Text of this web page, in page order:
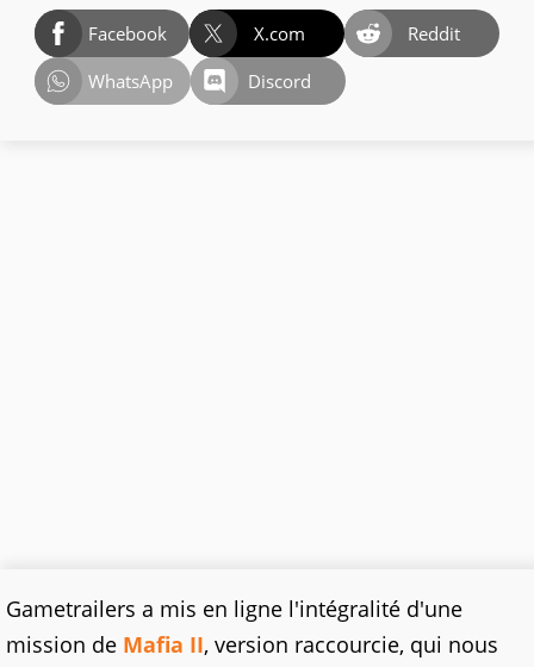
Facebook X.com
Reddit
WhatsApp
Discord
Gametrailers a mis en ligne l'intégralité d'une
mission de Mafia II, version raccourcie, qui nous